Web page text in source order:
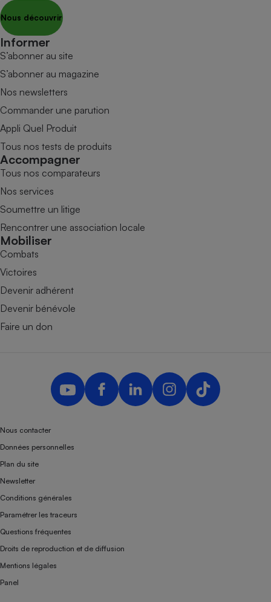
Nous découvrir
Informer
S’abonner au site
S’abonner au magazine
Nos newsletters
Commander une parution
Appli Quel Produit
Tous nos tests de produits
Accompagner
Tous nos comparateurs
Nos services
Soumettre un litige
Rencontrer une association locale
Mobiliser
Combats
Victoires
Devenir adhérent
Devenir bénévole
Faire un don
Nous contacter
Données personnelles
Plan du site
Newsletter
Conditions générales
Paramétrer les traceurs
Questions fréquentes
Droits de reproduction et de diffusion
Mentions légales
Panel